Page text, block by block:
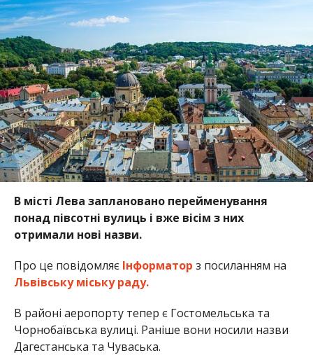
В місті Лева заплановано перейменування
понад півсотні вулиць і вже вісім з них
отримали нові назви.
Про це повідомляє Інформатор з посиланням на
Львівську міську раду.
В районі аеропорту тепер є Гостомельська та
Чорнобаївська вулиці. Раніше вони носили назви
Дагестанська та Чуваська.